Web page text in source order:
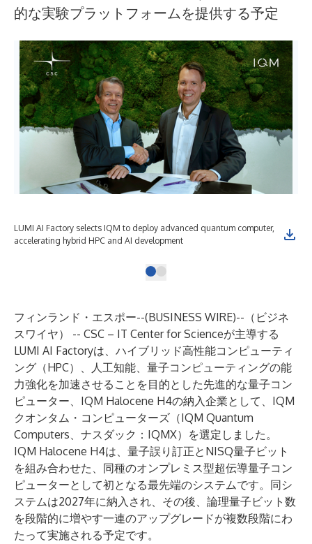
的な実験プラットフォームを提供する予定
LUMI AI Factory selects IQM to deploy advanced quantum computer,
accelerating hybrid HPC and AI development
フィンランド・エスポー--(BUSINESS WIRE)-- （ビジネ
スワイヤ） -- CSC – IT Center for Scienceが主導する
LUMI AI Factoryは、ハイブリッド高性能コンピューティ
ング（HPC）、人工知能、量子コンピューティングの能
力強化を加速させることを目的とした先進的な量子コン
ピューター、IQM Halocene H4の納入企業として、IQM
クオンタム・コンピューターズ（IQM Quantum
Computers、ナスダック：IQMX）を選定しました。
IQM Halocene H4は、量子誤り訂正とNISQ量子ビット
を組み合わせた、同種のオンプレミス型超伝導量子コン
ピューターとして初となる最先端のシステムです。同シ
ステムは2027年に納入され、その後、論理量子ビット数
を段階的に増やす一連のアップグレードが複数段階にわ
たって実施される予定です。